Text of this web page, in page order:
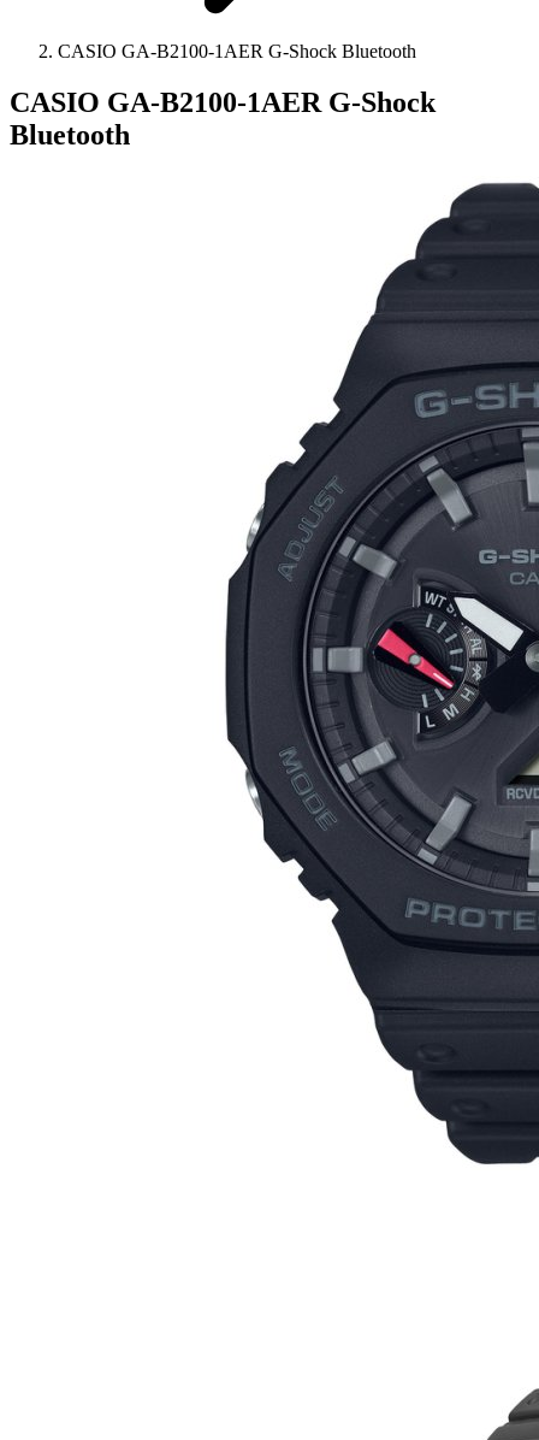
CASIO GA-B2100-1AER G-Shock Bluetooth
CASIO GA-B2100-1AER G-Shock
Bluetooth